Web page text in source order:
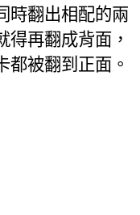
時翻出相配的兩
得再翻成背面 ，
都被翻到正面 。